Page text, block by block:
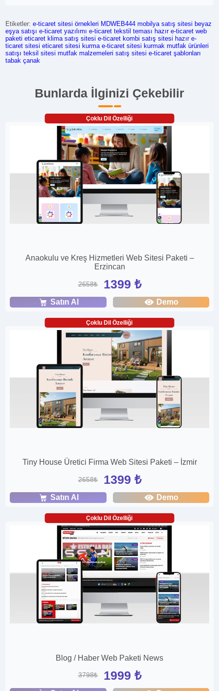
Etiketler:e-ticaret sitesi örnekleri MDWEB444 mobilya satış sitesi beyaz
eşya satışı e-ticaret yazılımı e-ticaret tekstil teması hazır e-ticaret web
paketi eticaret klima satış sitesi e-ticaret kombi satış sitesi hazır e-
ticaret sitesi eticaret sitesi kurma e-ticaret sitesi kurmak mutfak ürünleri
satışı teksil sitesi mutfak malzemeleri satış sitesi e-ticaret şablonları
tabak çanak
Bunlarda İlginizi Çekebilir
Çoklu Dil Özelliği
Anaokulu ve Kreş Hizmetleri Web Sitesi Paketi –
Erzincan
2658₺ 1399 ₺
Satın Al Demo
Çoklu Dil Özelliği
Tiny House Üretici Firma Web Sitesi Paketi – İzmir
2658₺ 1399 ₺
Satın Al Demo
Çoklu Dil Özelliği
Blog / Haber Web Paketi News
3798₺ 1999 ₺